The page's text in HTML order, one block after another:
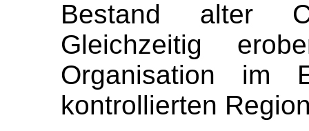
Bestand alter
Gleichzeitig
Organisation im
kontrollierten